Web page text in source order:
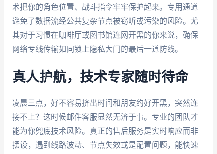
术把你的角色位置、战斗指令牢牢保护起来。专用通道
避免了数据流经公共复杂节点被窃听或污染的风险。尤
其对于习惯在咖啡厅或图书馆连网开黑的你来说，确保
网络专线传输如同锁上隐私大门的最后一道防线。
真人护航，技术专家随时待命
凌晨三点，好不容易挤出时间和朋友约好开黑，突然连
接不上？这时候邮件客服显然无济于事。专业的团队才
能为你兜底技术风险。真正的售后服务是实时响应而非
摆设，遇到线路波动、节点失效或是配置问题，能快速